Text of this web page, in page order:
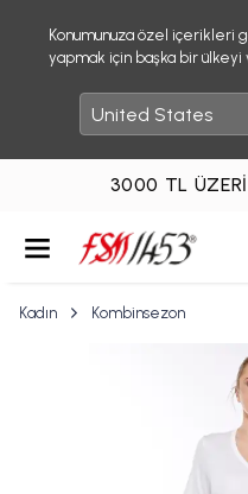
Konumunuza özel içerikleri
yapmak için başka bir
3000 TL
Kadın Kombinsezon